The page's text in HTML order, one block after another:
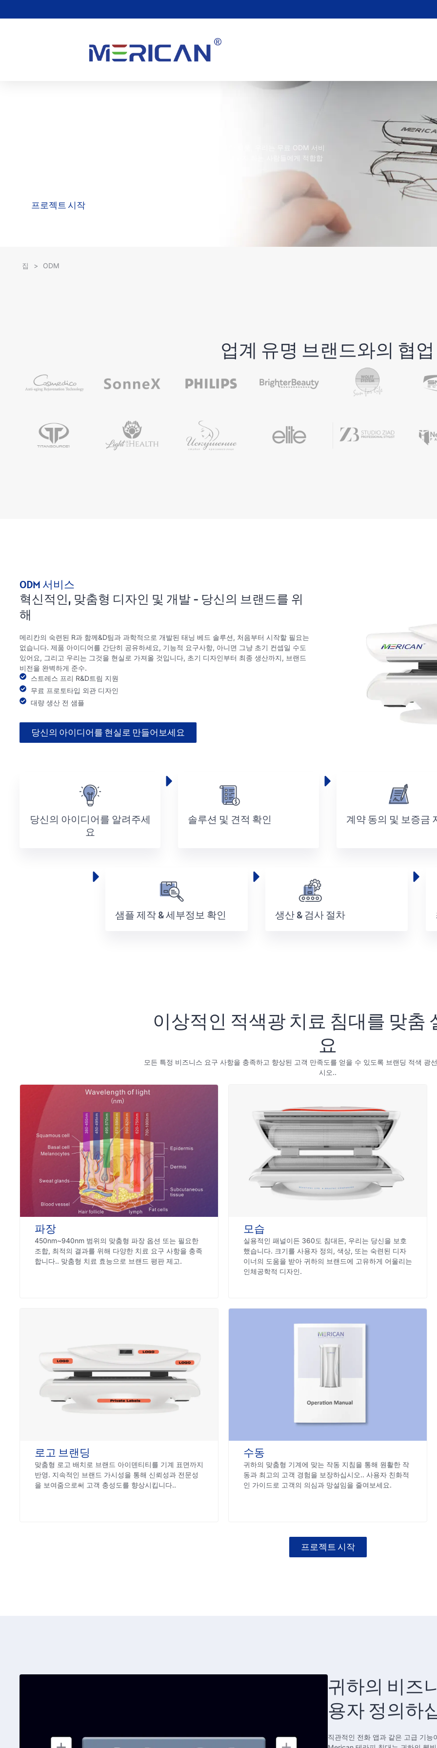
처음부터 독특한 레드 라이트 테라피 제품을 만들고자 하는 기업을 위한 제품, 우리는 무료 ODM 서비
스를 제공합니다. 이 제품은 맞춤형 디자인으로 시장에서 두각을 나타내고자 하는 사람들에게 적합합
프로젝트 시작
집 > ODM
업계 유명 브랜드와의 협업
ODM 서비스
혁신적인, 맞춤형 디자인 및 개발 - 당신의 브랜드를 위
해
메리칸의 숙련된 R과 함께&D팀과 과학적으로 개발된 태닝 베드 솔루션, 처음부터 시작할 필요는
없습니다. 제품 아이디어를 간단히 공유하세요, 기능적 요구사항, 아니면 그냥 초기 컨셉일 수도
있어요, 그리고 우리는 그것을 현실로 가져올 것입니다, 초기 디자인부터 최종 생산까지, 브랜드
비전을 완벽하게 준수.
스트레스 프리 R&D트림 지원
무료 프로토타입 외관 디자인
대량 생산 전 샘플
당신의 아이디어를 현실로 만들어보세요
당신의 아이디어를 알려주세
요
솔루션 및 견적 확인 계약 동의 및 보증금
샘플 제작 & 세부정보 확인 생산 & 검사 절차
이상적인 적색광 치료 침대를 맞춤
요
모든 특정 비즈니스 요구 사항을 충족하고 향상된 고객 만족도를 얻을 수 있도록 브랜딩 적색 광
시오..
파장
450nm~940nm 범위의 맞춤형 파장 옵션 또는 필요한
조합, 최적의 결과를 위해 다양한 치료 요구 사항을 충족
합니다.. 맞춤형 치료 효능으로 브랜드 평판 제고.
모습
실용적인 패널이든 360도 침대든, 우리는 당신을 보호
했습니다. 크기를 사용자 정의, 색상, 또는 숙련된 디자
이너의 도움을 받아 귀하의 브랜드에 고유하게 어울리는
인체공학적 디자인.
로고 브랜딩
맞춤형 로고 배치로 브랜드 아이덴티티를 기계 표면까지
반영. 지속적인 브랜드 가시성을 통해 신뢰성과 전문성
을 보여줌으로써 고객 충성도를 향상시킵니다..
수동
귀하의 맞춤형 기계에 맞는 작동 지침을 통해 원활한 작
동과 최고의 고객 경험을 보장하십시오.. 사용자 친화적
인 가이드로 고객의 의심과 망설임을 줄여보세요.
프로젝트 시작
귀하의 비즈
용자 정의하
직관적인 전화 앱과 같은 고급 기